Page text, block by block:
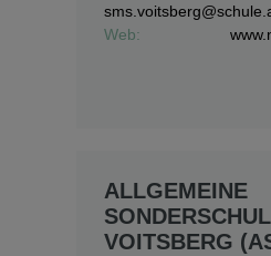
Web:
ALLGEMEINE
VOITSBERG